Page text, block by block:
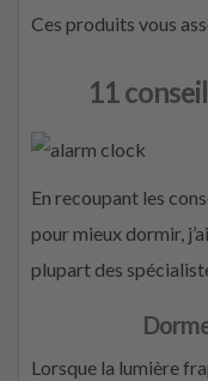
Ces produits vous
11
En recoupant les
pour mieux dormir,
plupart des
Lorsque la lumière